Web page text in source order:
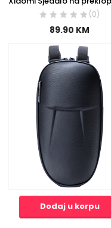
(0)
89.90 KM
Dodaj u korpu